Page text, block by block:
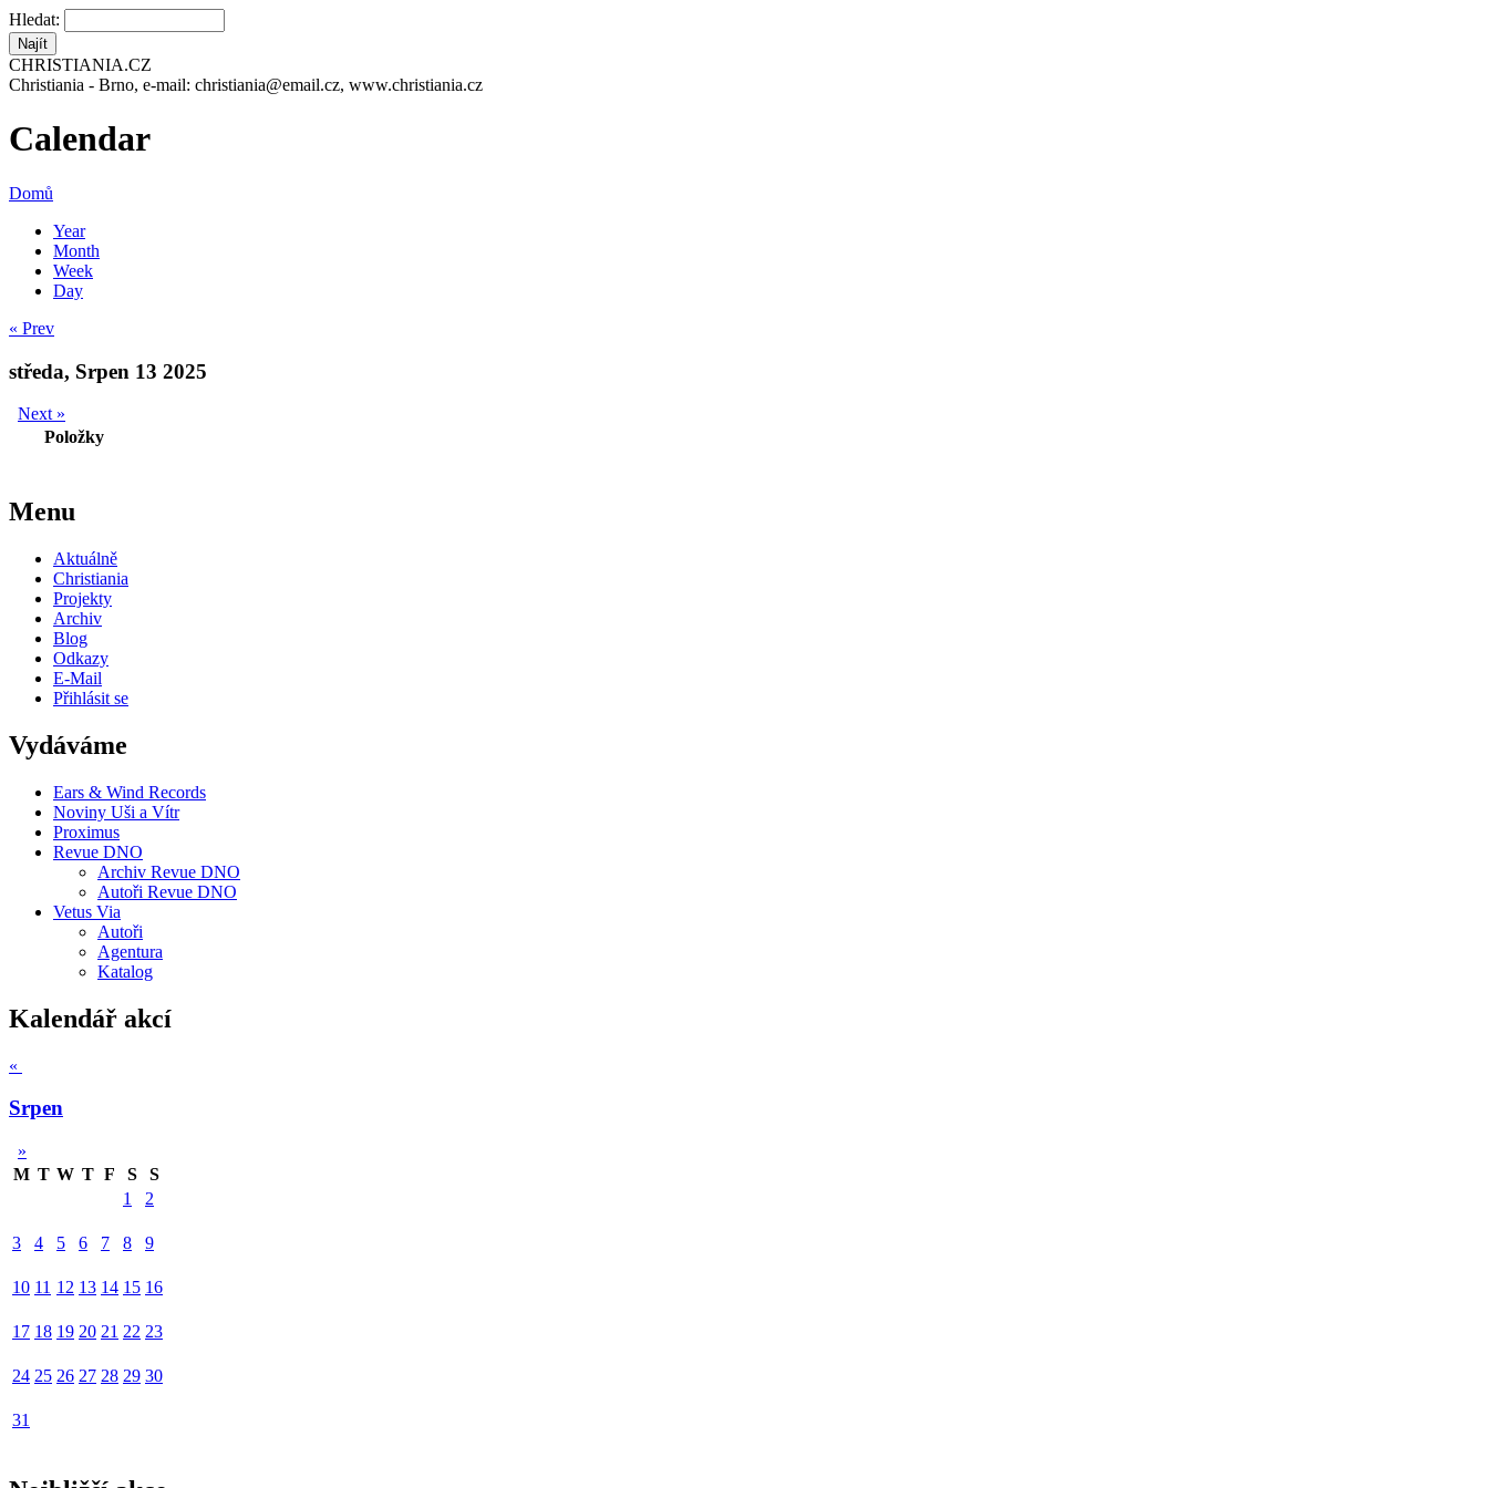
Hledat:
CHRISTIANIA.CZ
Christiania - Brno, e-mail: christiania@email.cz, www.christiania.cz
Calendar
Domů
Year
Month
Week
Day
« Prev
středa, Srpen 13 2025
Next »
Položky
Menu
Aktuálně
Christiania
Projekty
Archiv
Blog
Odkazy
E-Mail
Přihlásit se
Vydáváme
Ears & Wind Records
Noviny Uši a Vítr
Proximus
Revue DNO
Archiv Revue DNO
Autoři Revue DNO
Vetus Via
Autoři
Agentura
Katalog
Kalendář akcí
«
Srpen
»
M T W T F S
S
1
2
3 4 5 6 7 8 9
10 11 12 13 14 15 16
17 18 19 20 21 22 23
24 25 26 27 28 29 30
31